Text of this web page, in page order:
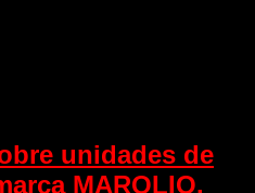
unidades de
MAROLIO.